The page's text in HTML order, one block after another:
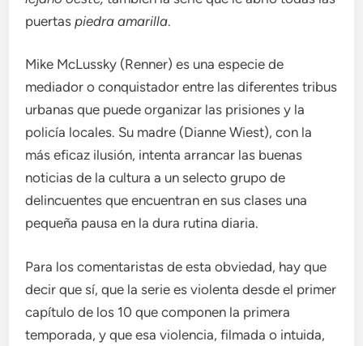
puertaspiedra amarilla.
Mike McLussky (Renner) es una especie de
mediador o conquistador entre las diferentes tribus
urbanas que puede organizar las prisiones y la
policía locales. Su madre (Dianne Wiest), con la
más eficaz ilusión, intenta arrancar las buenas
noticias de la cultura a un selecto grupo de
delincuentes que encuentran en sus clases una
pequeña pausa en la dura rutina diaria.
Para los comentaristas de esta obviedad, hay que
decir que sí, que la serie es violenta desde el primer
capítulo de los 10 que componen la primera
temporada, y que esa violencia, filmada o intuida,